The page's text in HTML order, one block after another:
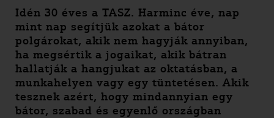
Idén 30 éves a TASZ. Harminc éve, nap
mint nap segítjük azokat a bátor
polgárokat, akik nem hagyják annyiban,
ha megsértik a jogaikat, akik bátran
hallatják a hangjukat az oktatásban, a
munkahelyen vagy egy tüntetésen. Akik
tesznek azért, hogy mindannyian egy
bátor, szabad és egyenlő országban